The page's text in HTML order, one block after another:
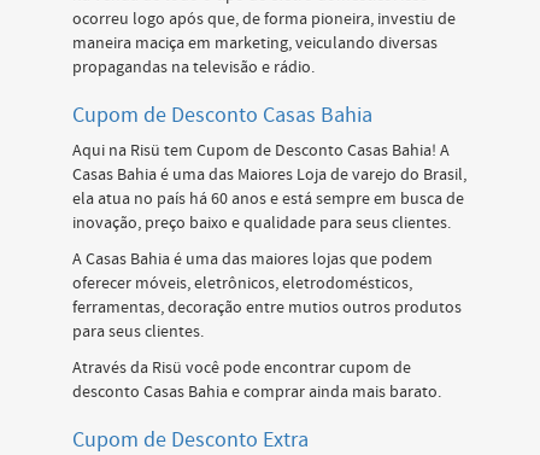
ocorreu logo após que, de forma pioneira, investiu de
maneira maciça em marketing, veiculando diversas
propagandas na televisão e rádio.
Cupom de Desconto Casas Bahia
Aqui na Risü tem Cupom de Desconto Casas Bahia! A
Casas Bahia é uma das Maiores Loja de varejo do Brasil,
ela atua no país há 60 anos e está sempre em busca de
inovação, preço baixo e qualidade para seus clientes.
A Casas Bahia é uma das maiores lojas que podem
oferecer móveis, eletrônicos, eletrodomésticos,
ferramentas, decoração entre mutios outros produtos
para seus clientes.
Através da Risü você pode encontrar cupom de
desconto Casas Bahia e comprar ainda mais barato.
Cupom de Desconto Extra